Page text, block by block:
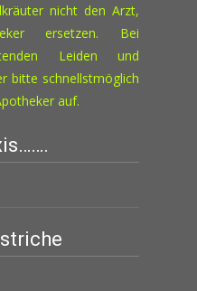
nicht den Arzt,
ersetzen. Bei
Leiden und
bitte schnellstmöglich
auf.